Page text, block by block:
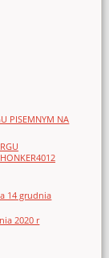
PISEMNYM NA
14 grudnia
2020 r